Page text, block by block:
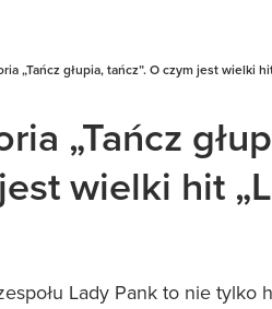
„Tańcz głupia, tańcz”. O czym jest wielki
„Tańcz
wielki hit
Lady Pank to nie tylko